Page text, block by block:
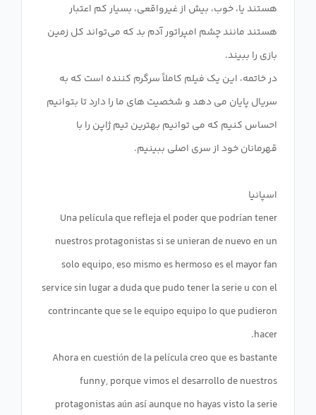
هستند یا، خوب، بیش از غیرواقعی، بسیار کم اعتبار
هستند مانند چشم امپراتور آدم بد که می‌تواند کل زمین
در خاتمه، این یک فیلم کاملاً سرگرم کننده است که به
سریال پایان می دهد و شخصیت های ما را دارد تا بتوانیم
احساس کنیم که می توانیم بهترین تیم ژاپن را با
Una película que refleja el poder que podrían tener
nuestros protagonistas si se unieran de nuevo en un
solo equipo, eso mismo es hermoso es el mayor fan
service sin lugar a duda que pudo tener la serie u con el
contrincante que se le equipo equipo lo que pudieron
Ahora en cuestión de la película creo que es bastante
funny, porque vimos el desarrollo de nuestros
protagonistas aún así aunque no hayas visto la serie